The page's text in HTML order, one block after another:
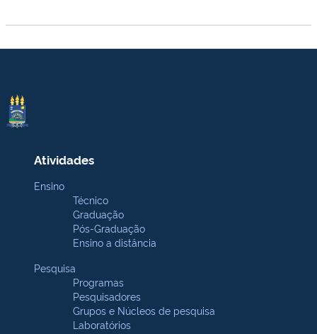
Atividades
Ensino
Técnico
Graduação
Pós-Graduação
Ensino a distância
Pesquisa
Programas
Pesquisadores
Grupos e Núcleos de pesquisa
Laboratórios